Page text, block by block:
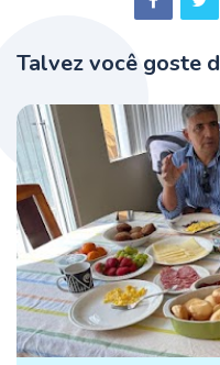
Talvez você goste